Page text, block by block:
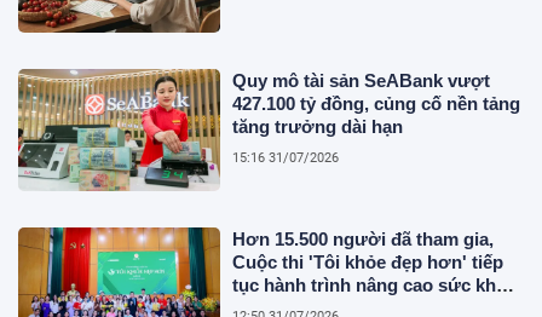
Quy mô tài sản SeABank vượt
427.100 tỷ đồng, củng cố nền tảng
tăng trưởng dài hạn
15:16 31/07/2026
Hơn 15.500 người đã tham gia,
Cuộc thi 'Tôi khỏe đẹp hơn' tiếp
tục hành trình nâng cao sức khỏe
người Việt